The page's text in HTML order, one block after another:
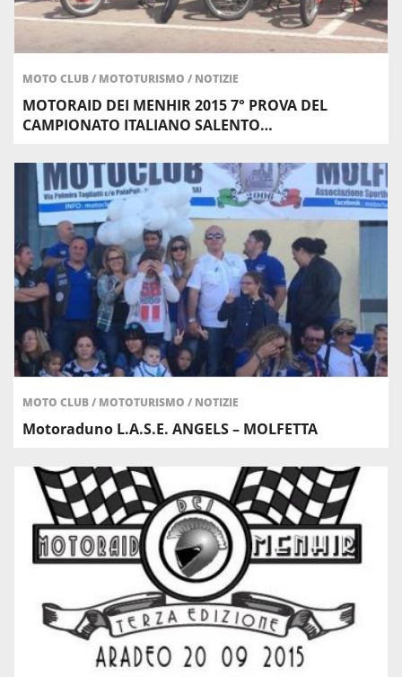
MOTO CLUB/ MOTOTURISMO / NOTIZIE
MOTORAID DEI MENHIR 2015 7° PROVA DEL
CAMPIONATO ITALIANO SALENTO…
MOTO CLUB/ MOTOTURISMO / NOTIZIE
Motoraduno L.A.S.E. ANGELS – MOLFETTA